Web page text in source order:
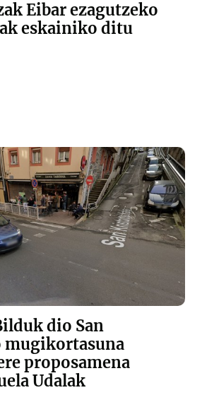
Eibar ezagutzeko
eskainiko ditu
dio San
mugikortasuna
proposamena
Udalak